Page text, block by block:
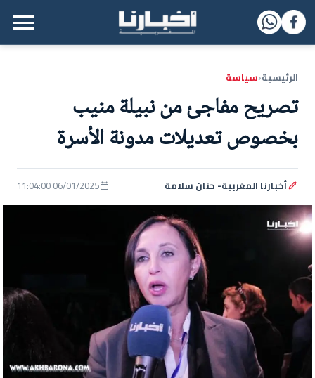
القائمة الرئيسية
الرئيسية‹سياسة
تصريح مفاجئ من نبيلة منيب
بخصوص تعديلات مدونة الأسرة
أخبارنا المغربية- حنان سلامة 06/01/2025 11:04:00